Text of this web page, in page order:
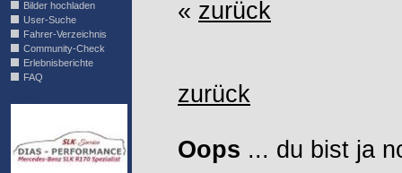
Bilder hochladen
User-Suche
Fahrer-Verzeichnis
Community-Check
Erlebnisberichte
FAQ
« zurück
zurück
Oops ... du bist ja